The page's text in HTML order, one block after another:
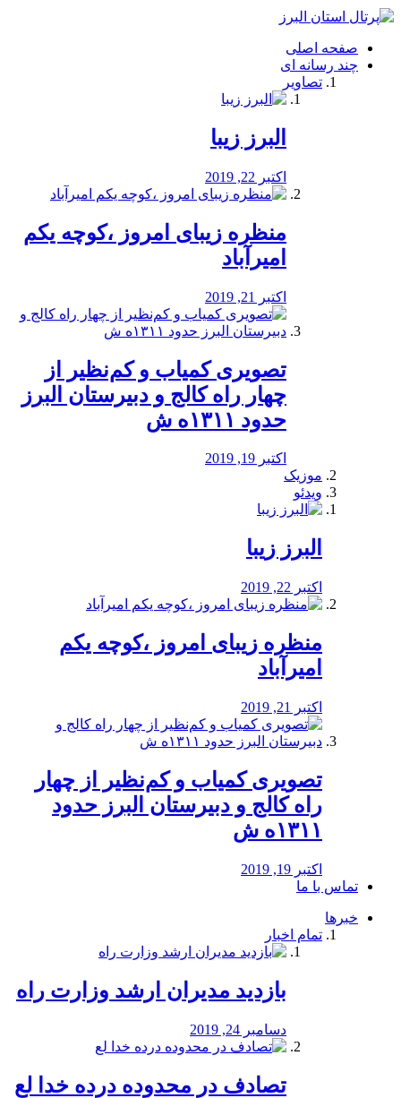
فصد
شرق
تهران
خشکشویی
صفحه اصلی
چند رسانه ای
تصاویر
البرز زیبا
اکتبر 22, 2019
منظره‌‌ زیبای امروز ،کوچه یکم
امیرآباد
اکتبر 21, 2019
️تصویری کمیاب و کم‌نظیر از
چهار راه كالج و دبيرستان البرز
حدود ۱۳۱۱ه ش
اکتبر 19, 2019
موزیک
ویدئو
البرز زیبا
اکتبر 22, 2019
منظره‌‌ زیبای امروز ،کوچه یکم
امیرآباد
اکتبر 21, 2019
️تصویری کمیاب و کم‌نظیر از چهار
راه كالج و دبيرستان البرز حدود
۱۳۱۱ه ش
اکتبر 19, 2019
تماس با ما
خبرها
تمام اخبار
بازدید مدیران ارشد وزارت راه
دسامبر 24, 2019
تصادف در محدوده درده خدا لع